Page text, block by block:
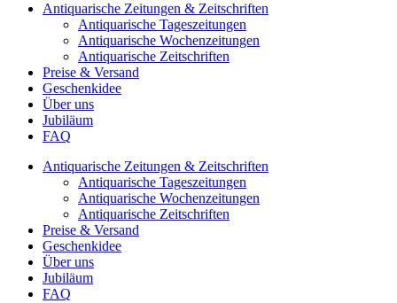
Antiquarische Zeitungen & Zeitschriften
Antiquarische Tageszeitungen
Antiquarische Wochenzeitungen
Antiquarische Zeitschriften
Preise & Versand
Geschenkidee
Über uns
Jubiläum
FAQ
Antiquarische Zeitungen & Zeitschriften
Antiquarische Tageszeitungen
Antiquarische Wochenzeitungen
Antiquarische Zeitschriften
Preise & Versand
Geschenkidee
Über uns
Jubiläum
FAQ